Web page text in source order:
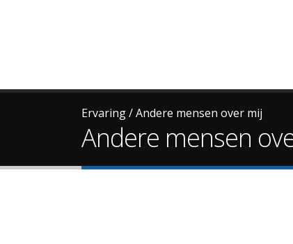
Ervaring/Andere mensen over mij
Andere mensen